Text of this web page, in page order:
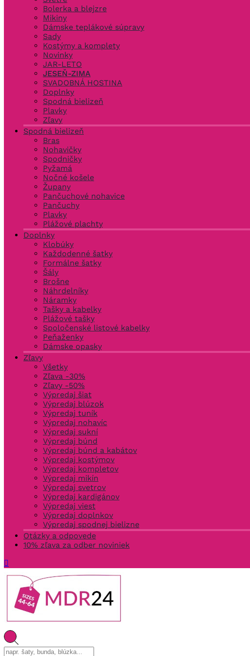
Bolerka a blejzre
Mikiny
Dámske teplákové súpravy
Sady
Kostýmy a komplety
Novinky
JAR-LETO
JESEŇ-ZIMA
SVADOBNÁ HOSTINA
Doplnky
Spodná bielizeň
Plavky
Zľavy
Spodná bielizeň
Bras
Nohavičky
Spodničky
Pyžamá
Nočné košele
Župany
Pančuchové nohavice
Pančuchy
Plavky
Plážové plachty
Doplnky
Klobúky
Každodenné šatky
Formálne šatky
Šály
Brošne
Náhrdelníky
Náramky
Tašky a kabelky
Plážové tašky
Spoločenské listové kabelky
Peňaženky
Dámske opasky
Zľavy
Všetky
Zľava -30%
Zľavy -50%
Výpredaj šiat
Výpredaj blúzok
Výpredaj tuník
Výpredaj nohavíc
Výpredaj sukní
Výpredaj búnd
Výpredaj búnd a kabátov
Výpredaj kostýmov
Výpredaj kompletov
Výpredaj mikín
Výpredaj svetrov
Výpredaj kardigánov
Výpredaj viest
Výpredaj doplnkov
Výpredaj spodnej bielizne
Otázky a odpovede
10% zľava za odber noviniek
